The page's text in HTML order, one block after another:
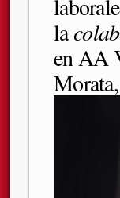
la
en AA